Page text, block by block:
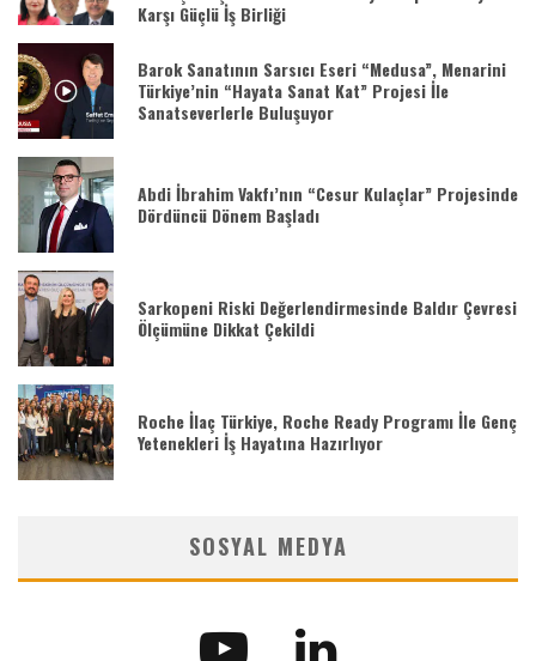
Karşı Güçlü İş Birliği
Barok Sanatının Sarsıcı Eseri “Medusa”, Menarini
Türkiye’nin “Hayata Sanat Kat” Projesi İle
Sanatseverlerle Buluşuyor
Abdi İbrahim Vakfı’nın “Cesur Kulaçlar” Projesinde
Dördüncü Dönem Başladı
Sarkopeni Riski Değerlendirmesinde Baldır Çevresi
Ölçümüne Dikkat Çekildi
Roche İlaç Türkiye, Roche Ready Programı İle Genç
Yetenekleri İş Hayatına Hazırlıyor
SOSYAL MEDYA